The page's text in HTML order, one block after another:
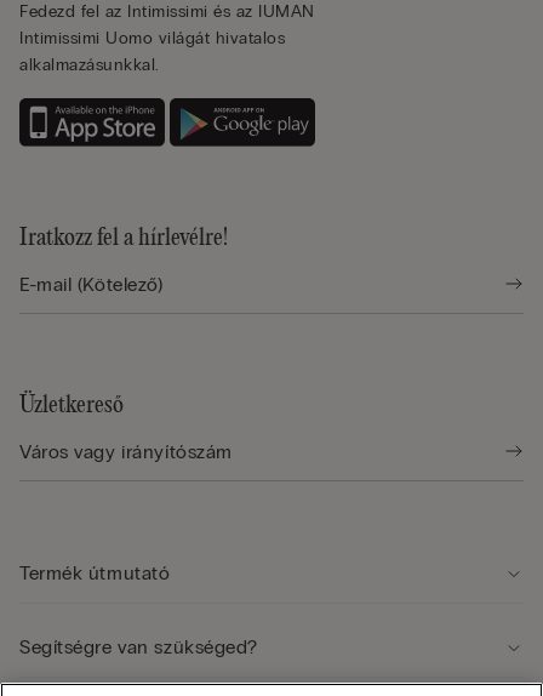
Fedezd fel az Intimissimi és az IUMAN
Intimissimi Uomo világát hivatalos
alkalmazásunkkal.
Iratkozz fel a hírlevélre!
Üzletkereső
Termék útmutató
Segítségre van szükséged?